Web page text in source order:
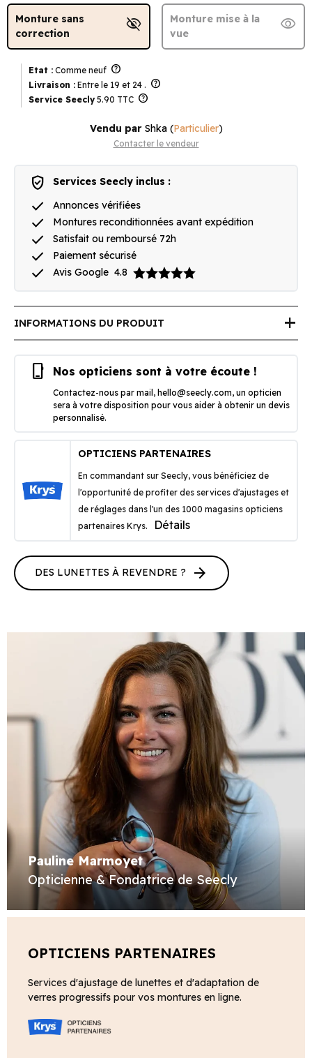
Monture sans
correction
visibility_off
Monture mise à la
vue
visibility
Etat : Comme neuf help
Livraison : Entre le 19 et 24 . help
Service Seecly 5.90 TTC help
Vendu par Shka(Particulier)
Contacter le vendeur
verified_user Services Seecly inclus :
done Annonces vérifiées
done Montures reconditionnées avant expédition
done Satisfait ou remboursé 72h
done Paiement sécurisé
done Avis Google 4.8
INFORMATIONS DU PRODUIT add
phone_iphone Nos opticiens sont à votre écoute !
Contactez-nous par mail, hello@seecly.com, un opticien
sera à votre disposition pour vous aider à obtenir un devis
personnalisé.
OPTICIENS PARTENAIRES
En commandant sur Seecly, vous bénéficiez de
l'opportunité de profiter des services d'ajustages et
de réglages dans l'un des 1000 magasins opticiens
partenaires Krys.
Détails
DES LUNETTES À REVENDRE ? arrow_forward
Pauline Marmoyet
Opticienne & Fondatrice de Seecly
OPTICIENS PARTENAIRES
Services d'ajustage de lunettes et d'adaptation de
verres progressifs pour vos montures en ligne.